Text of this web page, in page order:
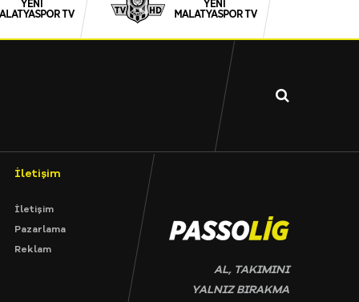
İletişim
İletişim
Pazarlama
Reklam
AL, TAKIMINI
YALNIZ BIRAKMA